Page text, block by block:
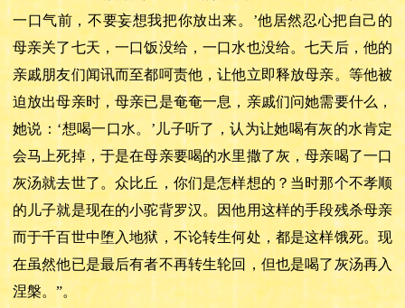
一口气前，不要妄想我把你放出来。’他居然忍心把自己的
母亲关了七天，一口饭没给，一口水也没给。七天后，他的
亲戚朋友们闻讯而至都呵责他，让他立即释放母亲。等他被
迫放出母亲时，母亲已是奄奄一息，亲戚们问她需要什么，
她说：‘想喝一口水。’儿子听了，认为让她喝有灰的水肯定
会马上死掉，于是在母亲要喝的水里撒了灰，母亲喝了一口
灰汤就去世了。众比丘，你们是怎样想的？当时那个不孝顺
的儿子就是现在的小驼背罗汉。因他用这样的手段残杀母亲
而于千百世中堕入地狱，不论转生何处，都是这样饿死。现
在虽然他已是最后有者不再转生轮回，但也是喝了灰汤再入
涅槃。”。